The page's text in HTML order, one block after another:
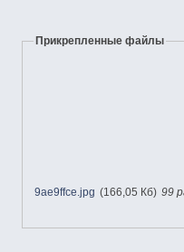
Прикрепленные файлы
9ae9ffce.jpg (166,05 Кб) 99